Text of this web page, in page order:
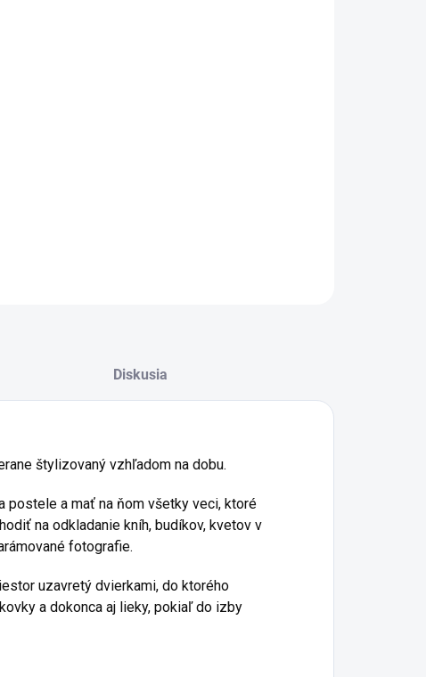
Diskusia
štylizovaný vzhľadom na dobu.
postele a mať na ňom všetky veci, ktoré
na odkladanie kníh, budíkov, kvetov v
fotografie.
uzavretý dvierkami, do ktorého
a dokonca aj lieky, pokiaľ do izby